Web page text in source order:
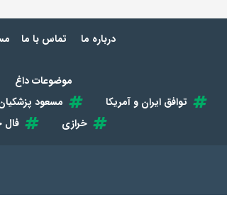
درباره ما تماس با ما
موضوعات داغ
توافق ایران و آمریکا مسعود
خرازی
فال